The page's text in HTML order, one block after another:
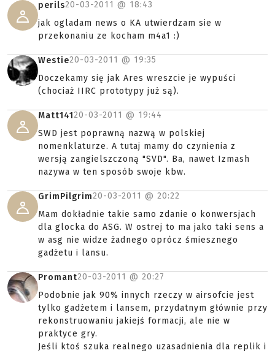
perils20-03-2011 @ 18:43
jak ogladam news o KA utwierdzam sie w
przekonaniu ze kocham m4a1 :)
Westie20-03-2011 @ 19:35
Doczekamy się jak Ares wreszcie je wypuści
(chociaż IIRC prototypy już są).
Matt14120-03-2011 @ 19:44
SWD jest poprawną nazwą w polskiej
nomenklaturze. A tutaj mamy do czynienia z
wersją zangielszczoną "SVD". Ba, nawet Izmash
nazywa w ten sposób swoje kbw.
GrimPilgrim20-03-2011 @ 20:22
Mam dokładnie takie samo zdanie o konwersjach
dla glocka do ASG. W ostrej to ma jako taki sens a
w asg nie widze żadnego oprócz śmiesznego
gadżetu i lansu.
Promant20-03-2011 @ 20:27
Podobnie jak 90% innych rzeczy w airsofcie jest
tylko gadżetem i lansem, przydatnym głównie przy
rekonstruowaniu jakiejś formacji, ale nie w
praktyce gry.
Jeśli ktoś szuka realnego uzasadnienia dla replik i